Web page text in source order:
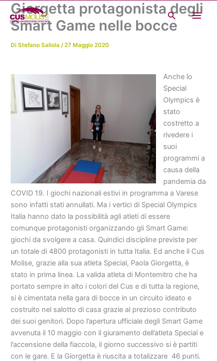
contenuto
Cerca
Giorgetta protagonista degli
Smart Game nelle bocce
DiStefano Saliola/27 Maggio 2020
Anche lo
Special
Olympics è
stato
costretto a
rivedere i
suoi
programmi a
causa della
pandemia da
COVID 19. I giochi nazionali estivi in programma a Varese
sono infatti stati annullati. Ma i vertici di Special Olympics
Italia hanno dato la possibilità agli atleti di essere
comunque protagonisti organizzando gli Smart Game:
giochi da svolgere a casa. Quindici discipline previste per
un totale di 4800 protagonisti in tutta Italia. Ed anche il Cus
Molise, grazie alla sua atleta Special, Paola Giorgetta, è
stato in prima linea. La valida atleta di Montemitro che ha
portato sempre in alto i colori del Cus e di tutta la regione,
si è cimentata nella gara di bocce in un circuito ideato e
costruito nel salotto di casa grazie al prezioso contributo
dei suoi genitori. Dopo l’apertura ufficiale degli Smart Game
avvenuta il 10 maggio con il giuramento dell’atleta Special e
l’accensione della fiaccola, il giorno successivo si è partiti
con le gare. E la Giorgetta è riuscita a totalizzare 46 punti.